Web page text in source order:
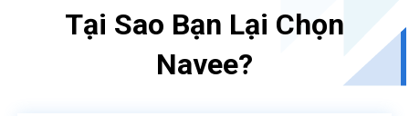
Tại Sao Bạn Lại Chọn
Navee?